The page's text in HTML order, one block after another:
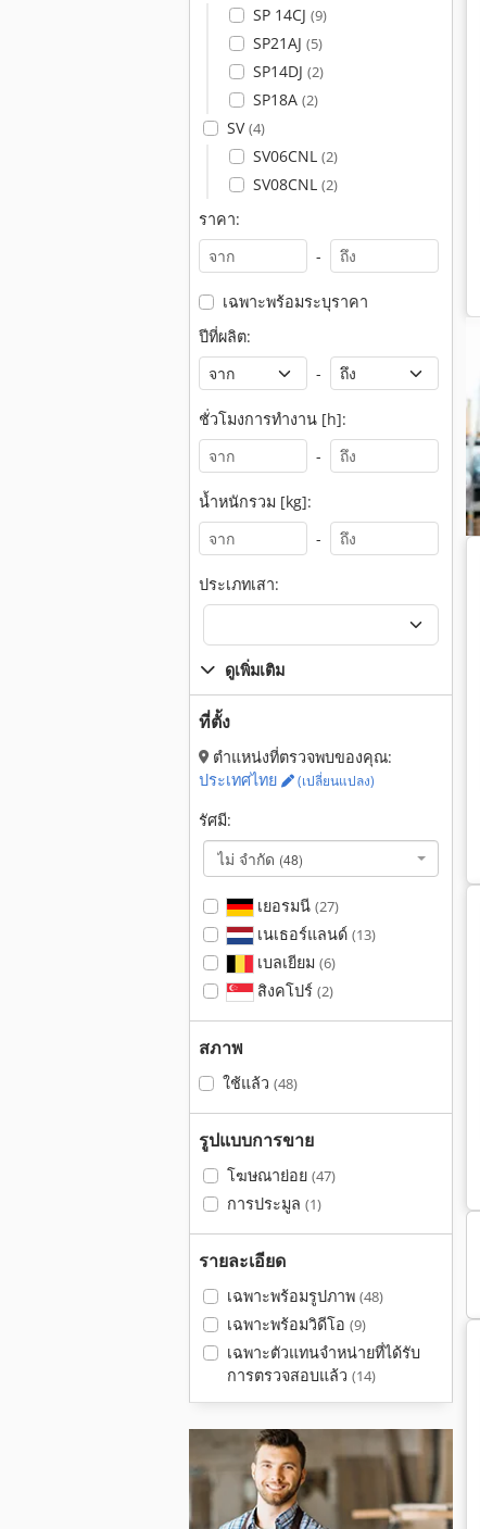
SP 14CJ (9)
SP21AJ (5)
SP14DJ (2)
SP18A (2)
SV(4)
SV06CNL (2)
SV08CNL (2)
ราคา:
-
เฉพาะพร้อมระบุราคา
ปีที่ผลิต:
-
ชั่วโมงการทำงาน [h]:
-
น้ำหนักรวม [kg]:
-
ประเภทเสา:
ดูเพิ่มเติม
ที่ตั้ง
ตำแหน่งที่ตรวจพบของคุณ:
ประเทศไทย
(เปลี่ยนแปลง)
รัศมี:
ไม่ จำกัด (48)
เยอรมนี (27)
เนเธอร์แลนด์ (13)
เบลเยียม (6)
สิงคโปร์ (2)
สภาพ
ใช้แล้ว (48)
รูปแบบการขาย
โฆษณาย่อย (47)
การประมูล (1)
รายละเอียด
เฉพาะพร้อมรูปภาพ (48)
เฉพาะพร้อมวิดีโอ (9)
เฉพาะตัวแทนจำหน่ายที่ได้รับ
การตรวจสอบแล้ว (14)